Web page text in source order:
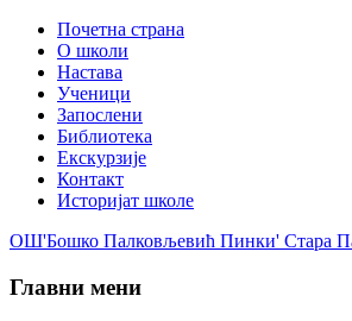
Почетна страна
О школи
Настава
Ученици
Запослени
Библиотека
Екскурзије
Контакт
Историјат школе
ОШ'Бошко Палковљевић Пинки' Стара
Главни мени